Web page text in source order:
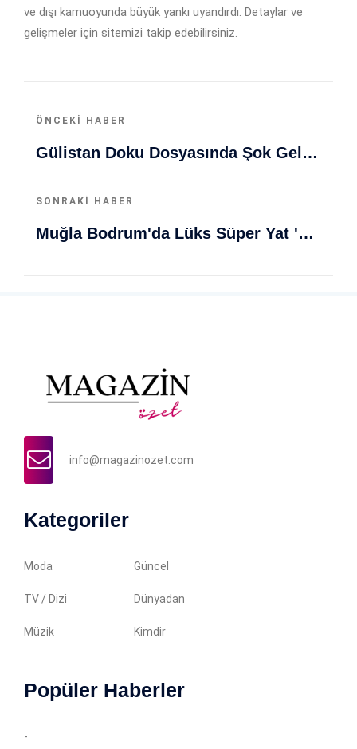
ve dışı kamuoyunda büyük yankı uyandırdı. Detaylar ve
gelişmeler için sitemizi takip edebilirsiniz.
ÖNCEKI HABER
Gülistan Doku Dosyasında Şok Gelişme! Cinayet İddiası Ve Gelişmeler
SONRAKI HABER
Muğla Bodrum'da Lüks Süper Yat 'Golden Odyssey' Demirledi
info@magazinozet.com
Kategoriler
Moda Güncel
TV / Dizi Dünyadan
Müzik Kimdir
Popüler Haberler
-